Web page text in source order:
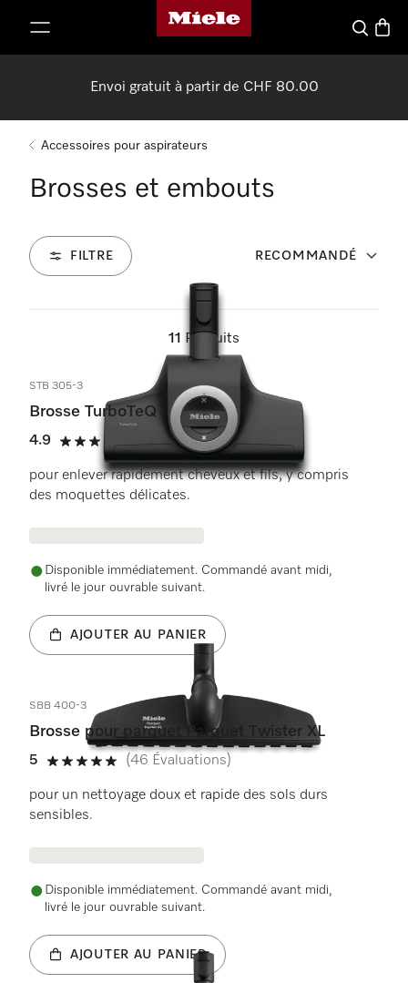
Page d'accueil de Miele
Search
Envoi gratuit à partir de CHF 80.00
Accessoires pour aspirateurs
Brosses et embouts
FILTRE RECOMMANDÉ
11 Produits
STB 305-3
Brosse TurboTeQ
4.9
4.9 de 5 étoiles
(22 Évaluations)
pour enlever rapidement cheveux et fils, y compris
des moquettes délicates.
Disponible immédiatement. Commandé avant midi,
livré le jour ouvrable suivant.
AJOUTER AU PANIER
SBB 400-3
Brosse pour parquet Parquet Twister XL
5
5 de 5 étoiles
(46 Évaluations)
pour un nettoyage doux et rapide des sols durs
sensibles.
Disponible immédiatement. Commandé avant midi,
livré le jour ouvrable suivant.
AJOUTER AU PANIER